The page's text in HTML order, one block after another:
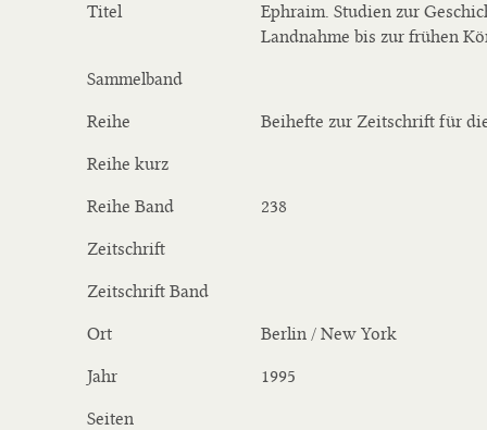
Titel
Ephraim. Studien zur
Landnahme bis zur frühen
Sammelband
Reihe Beihefte zur Zeitschrift für
Reihe kurz
Reihe Band 238
Zeitschrift
Zeitschrift Band
Ort Berlin / New York
Jahr 1995
Seiten